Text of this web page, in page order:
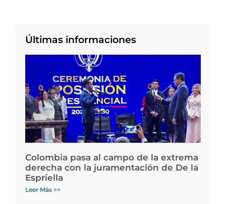
Últimas informaciones
Colombia pasa al campo de la extrema
derecha con la juramentación de De la
Espriella
Leer Más >>